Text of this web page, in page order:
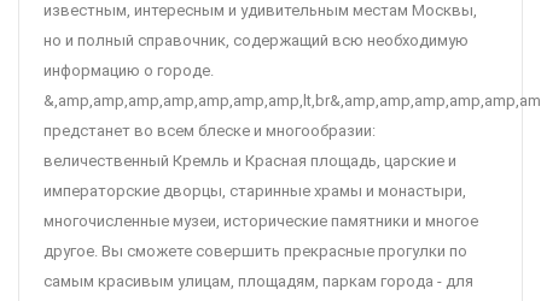
известным, интересным и удивительным местам Москвы,
но и полный справочник, содержащий всю необходимую
информацию о городе.
предстанет во всем блеске и многообразии:
величественный Кремль и Красная площадь, царские и
императорские дворцы, старинные храмы и монастыри,
многочисленные музеи, исторические памятники и многое
другое. Вы сможете совершить прекрасные прогулки по
самым красивым улицам, площадям, паркам города - для